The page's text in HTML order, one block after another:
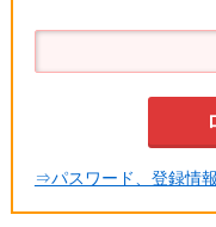
⇒パスワード、登録情